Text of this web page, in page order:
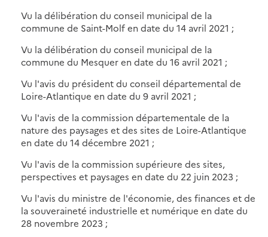
Vu la délibération du conseil municipal de la
commune de Saint-Molf en date du 14 avril 2021 ;
Vu la délibération du conseil municipal de la
commune du Mesquer en date du 16 avril 2021 ;
Vu l'avis du président du conseil départemental de
Loire-Atlantique en date du 9 avril 2021 ;
Vu l'avis de la commission départementale de la
nature des paysages et des sites de Loire-Atlantique
en date du 14 décembre 2021 ;
Vu l'avis de la commission supérieure des sites,
perspectives et paysages en date du 22 juin 2023 ;
Vu l'avis du ministre de l'économie, des finances et de
la souveraineté industrielle et numérique en date du
28 novembre 2023 ;